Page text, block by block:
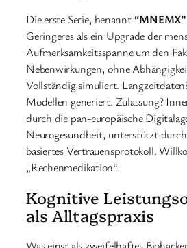
Die erste Serie, benannt “MNEMX”
Geringeres als ein Upgrade der
Aufmerksamkeitsspanne um den
Nebenwirkungen, ohne
Vollständig simuliert.
Modellen generiert. Zulassung?
durch die pan-europäische
Neurogesundheit, unterstützt
basiertes Vertrauensprotokoll.
„Rechenmedikation“.
Kognitive
als Alltagspraxis